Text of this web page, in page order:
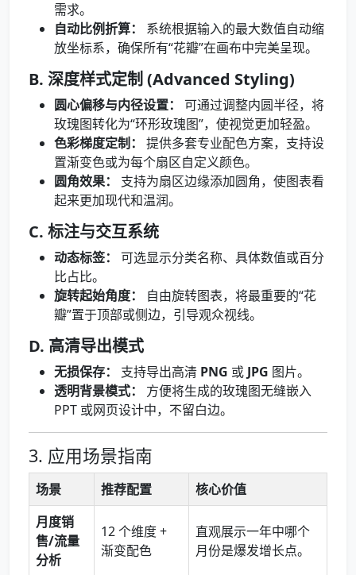
需求。
自动比例折算：
系统根据输入的最大数值自动缩
放坐标系，确保所有“花瓣”在画布中完美呈现。
B. 深度样式定制 (Advanced Styling)
圆心偏移与内径设置：
可通过调整内圆半径，将
玫瑰图转化为“环形玫瑰图”，使视觉更加轻盈。
色彩梯度定制：
提供多套专业配色方案，支持设
置渐变色或为每个扇区自定义颜色。
圆角效果：
支持为扇区边缘添加圆角，使图表看
起来更加现代和温润。
C. 标注与交互系统
动态标签：
可选显示分类名称、具体数值或百分
比占比。
旋转起始角度：
自由旋转图表，将最重要的“花
瓣”置于顶部或侧边，引导观众视线。
D. 高清导出模式
无损保存： 支持导出高清 PNG 或 JPG 图片。
透明背景模式：
方便将生成的玫瑰图无缝嵌入
PPT 或网页设计中，不留白边。
3. 应用场景指南
场景 推荐配置
核心价值
月度销
售/流量
分析
12 个维度 +
渐变配色
直观展示一年中哪个
月份是爆发增长点。